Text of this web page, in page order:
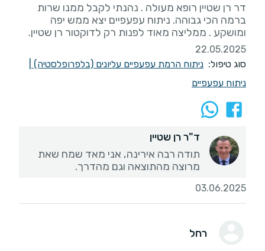
דר רן שטיין רופא מעולה . נהנתי לקבל ממנו שרות
ברמה הכי גבוהה. ניתוח עפעפיים יצא ממש יפה
ומושקע . ממליצה מאוד לפנות רק לדוקטור רן שטיין.
22.05.2025
סוג טיפול: ניתוח הרמת עפעפיים עליונים (בלפרופלסטיה)
ניתוח עפעפיים
ד"ר רן שטיין
תודה רבה אירינה, אני מאד שמח שאת
מרוצה מהתוצאה וגם מהדרך.
03.06.2025
רחל